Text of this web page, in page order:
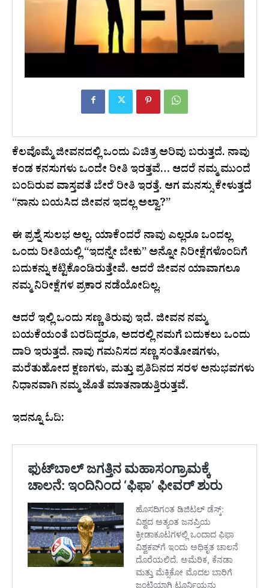
ಕೆಲವೊಮ್ಮೆ ಜೀವನದಲ್ಲಿ ಒಂದು ವಿಚಿತ್ರ ಅರಿವು ಬರುತ್ತದೆ. ನಾವು
ಕಂಡ ಕನಸುಗಳು ಒಂದೇ ರೀತಿ ಇರತ್ತವೆ… ಆದರೆ ನಮ್ಮ ಮುಂದೆ
ಬಂದಿರುವ ವಾಸ್ತವತೆ ಬೇರೆ ರೀತಿ ಇರತ್ತೆ. ಆಗ ಮನಸ್ಸು ಕೇಳುತ್ತದೆ
“ನಾನು ಬಯಸಿದ ಜೀವನ ಇದಲ್ಲ ಅಲ್ವಾ?”
ಈ ಪ್ರಶ್ನೆ ಸುಲಭ ಅಲ್ಲ. ಯಾಕೆಂದರೆ ನಾವು ಎಲ್ಲರೂ ಒಂದಲ್ಲ
ಒಂದು ರೀತಿಯಲ್ಲಿ “ಇದನ್ನೇ ಬೇಕು” ಅನ್ನೋ ನಿರೀಕ್ಷೆಗಳೊಂದಿಗೆ
ಬದುಕನ್ನು ಕಟ್ಟಿಕೊಂಡಿರುತ್ತೇವೆ. ಆದರೆ ಜೀವನ ಯಾವಾಗಲೂ
ನಮ್ಮ ನಿರೀಕ್ಷೆಗಳ ಪ್ರಕಾರ ನಡೆಯೋದಿಲ್ಲ.
ಆದರೆ ಇಲ್ಲಿ ಒಂದು ಸಣ್ಣ ತಿರುವು ಇದೆ. ಜೀವನ ನಮ್ಮ
ಬಯಕೆಯಂತೆ ಬರದಿದ್ದರೂ, ಅದರಲ್ಲಿ ನಮಗೆ ಬದುಕಲು ಒಂದು
ದಾರಿ ಇರುತ್ತದೆ. ನಾವು ಗಮನಿಸದ ಸಣ್ಣ ಸಂತೋಷಗಳು,
ಮರೆತುಹೋದ ಕ್ಷಣಗಳು, ಮತ್ತು ಪ್ರತಿದಿನದ ಸರಳ ಅನುಭವಗಳು
ನಿಧಾನವಾಗಿ ನಮ್ಮ ಜೊತೆ ಮಾತನಾಡುತ್ತಿರುತ್ತವೆ.
ಇದನ್ನೂ ಓದಿ: